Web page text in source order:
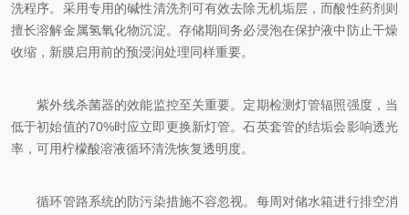
洗程序。采用专用的碱性清洗剂可有效去除无机垢层，而酸性药剂则
擅长溶解金属氢氧化物沉淀。存储期间务必浸泡在保护液中防止干燥
收缩，新膜启用前的预浸润处理同样重要。
紫外线杀菌器的效能监控至关重要。定期检测灯管辐照强度，当
低于初始值的70%时应立即更换新灯管。石英套管的结垢会影响透光
率，可用柠檬酸溶液循环清洗恢复透明度。
循环管路系统的防污染措施不容忽视。每周对储水箱进行排空消